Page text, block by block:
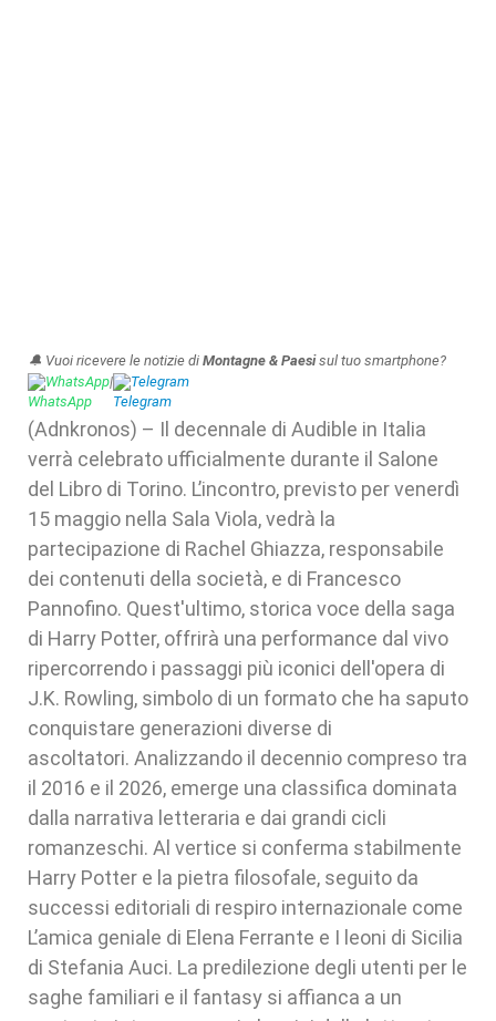
🔔 Vuoi ricevere le notizie di Montagne & Paesisul tuo smartphone?
WhatsApp| Telegram
(Adnkronos) – Il decennale di Audible in Italia
verrà celebrato ufficialmente durante il Salone
del Libro di Torino. L’incontro, previsto per venerdì
15 maggio nella Sala Viola, vedrà la
partecipazione di Rachel Ghiazza, responsabile
dei contenuti della società, e di Francesco
Pannofino. Quest'ultimo, storica voce della saga
di Harry Potter, offrirà una performance dal vivo
ripercorrendo i passaggi più iconici dell'opera di
J.K. Rowling, simbolo di un formato che ha saputo
conquistare generazioni diverse di
ascoltatori. Analizzando il decennio compreso tra
il 2016 e il 2026, emerge una classifica dominata
dalla narrativa letteraria e dai grandi cicli
romanzeschi. Al vertice si conferma stabilmente
Harry Potter e la pietra filosofale, seguito da
successi editoriali di respiro internazionale come
L’amica geniale di Elena Ferrante e I leoni di Sicilia
di Stefania Auci. La predilezione degli utenti per le
saghe familiari e il fantasy si affianca a un